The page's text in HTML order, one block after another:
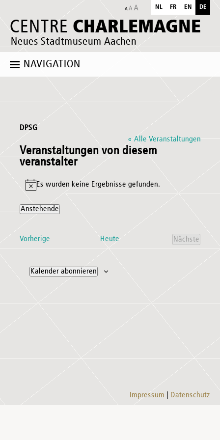
CENTRE CHARLEMAGNE
Neues Stadtmuseum Aachen
NL FR EN DE
NAVIGATION
DPSG
« Alle Veranstaltungen
Veranstaltungen von diesem
veranstalter
Hinweis
Es wurden keine Ergebnisse gefunden.
Anstehende
VorherigeVeranstaltungenHeute
Nächste
Kalender abonnieren
Impressum Datenschutz